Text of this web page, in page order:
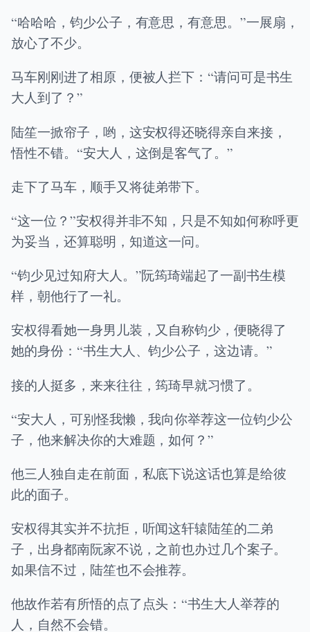
“哈哈哈，钧少公子，有意思，有意思。”一展扇，
放心了不少。
马车刚刚进了相原，便被人拦下：“请问可是书生
大人到了？”
陆笙一掀帘子，哟，这安权得还晓得亲自来接，
悟性不错。“安大人，这倒是客气了。”
走下了马车，顺手又将徒弟带下。
“这一位？”安权得并非不知，只是不知如何称呼更
为妥当，还算聪明，知道这一问。
“钧少见过知府大人。”阮筠琦端起了一副书生模
样，朝他行了一礼。
安权得看她一身男儿装，又自称钧少，便晓得了
她的身份：“书生大人、钧少公子，这边请。”
接的人挺多，来来往往，筠琦早就习惯了。
“安大人，可别怪我懒，我向你举荐这一位钧少公
子，他来解决你的大难题，如何？”
他三人独自走在前面，私底下说这话也算是给彼
此的面子。
安权得其实并不抗拒，听闻这轩辕陆笙的二弟
子，出身都南阮家不说，之前也办过几个案子。
如果信不过，陆笙也不会推荐。
他故作若有所悟的点了点头：“书生大人举荐的
人，自然不会错。